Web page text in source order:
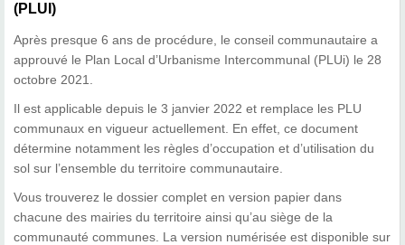
(PLUI)
Après presque 6 ans de procédure, le conseil communautaire a
approuvé le Plan Local d’Urbanisme Intercommunal (PLUi) le 28
octobre 2021.
Il est applicable depuis le 3 janvier 2022 et remplace les PLU
communaux en vigueur actuellement. En effet, ce document
détermine notamment les règles d’occupation et d’utilisation du
sol sur l’ensemble du territoire communautaire.
Vous trouverez le dossier complet en version papier dans
chacune des mairies du territoire ainsi qu’au siège de la
communauté communes. La version numérisée est disponible sur